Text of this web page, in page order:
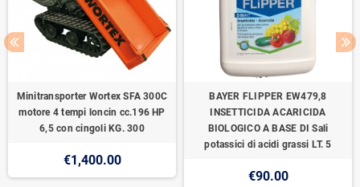
Minitransporter Wortex SFA 300C
motore 4 tempi loncin cc.196 HP
6,5 con cingoli KG. 300
€1,400.00
BAYER FLIPPER EW479,8
INSETTICIDA ACARICIDA
BIOLOGICO A BASE DI Sali
potassici di acidi grassi LT. 5
€90.00